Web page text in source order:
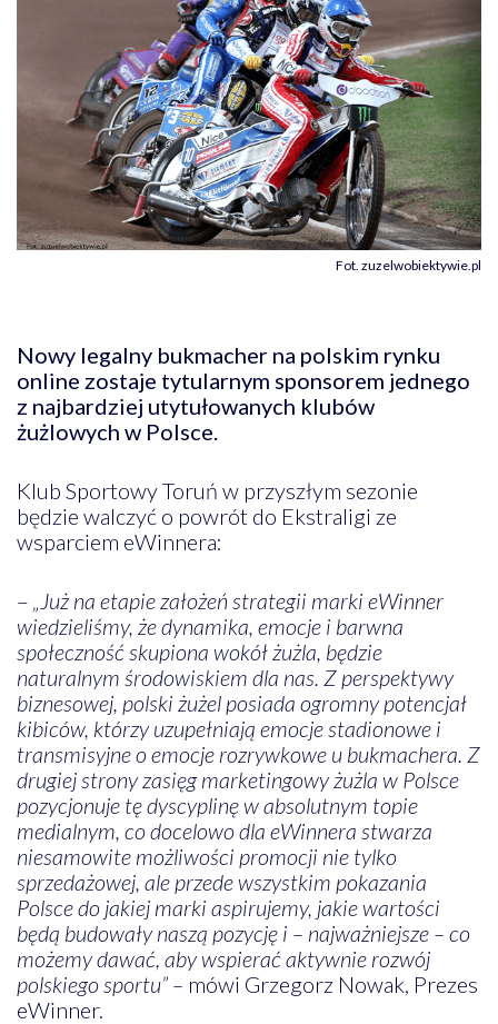
Fot. zuzelwobiektywie.pl
Nowy legalny bukmacher na polskim rynku
online zostaje tytularnym sponsorem jednego
z najbardziej utytułowanych klubów
żużlowych w Polsce.
Klub Sportowy Toruń w przyszłym sezonie
będzie walczyć o powrót do Ekstraligi ze
wsparciem eWinnera:
– „Już na etapie założeń strategii marki eWinner
wiedzieliśmy, że dynamika, emocje i barwna
społeczność skupiona wokół żużla, będzie
naturalnym środowiskiem dla nas. Z perspektywy
biznesowej, polski żużel posiada ogromny potencjał
kibiców, którzy uzupełniają emocje stadionowe i
transmisyjne o emocje rozrywkowe u bukmachera. Z
drugiej strony zasięg marketingowy żużla w Polsce
pozycjonuje tę dyscyplinę w absolutnym topie
medialnym, co docelowo dla eWinnera stwarza
niesamowite możliwości promocji nie tylko
sprzedażowej, ale przede wszystkim pokazania
Polsce do jakiej marki aspirujemy, jakie wartości
będą budowały naszą pozycję i – najważniejsze – co
możemy dawać, aby wspierać aktywnie rozwój
polskiego sportu” – mówi Grzegorz Nowak, Prezes
eWinner.